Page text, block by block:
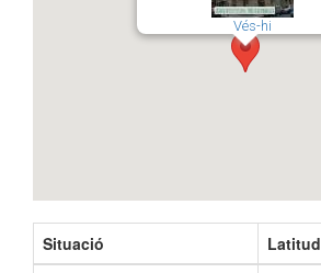
Vés-hi
Situació Latitud